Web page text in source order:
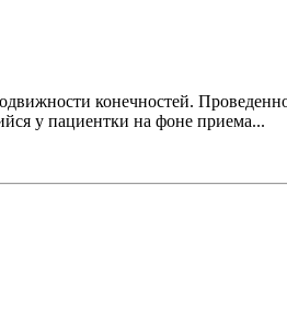
конечностей.
у пациентки на фоне приема...